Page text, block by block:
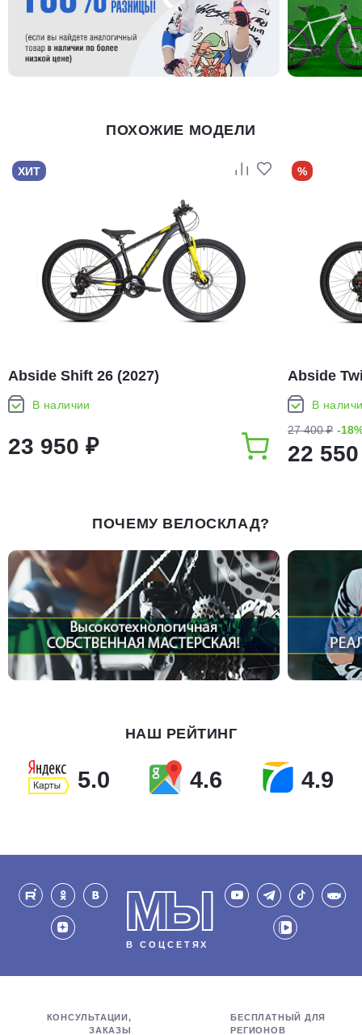
ПОХОЖИЕ МОДЕЛИ
ХИТ
Abside Shift 26 (2027)
В наличии
23 950 ₽
%
Abside
В
27 400 ₽ -
22
ПОЧЕМУ ВЕЛОСКЛАД?
НАШ РЕЙТИНГ
5.0 4.6 4.9
МЫ
В СОЦСЕТЯХ
КОНСУЛЬТАЦИИ,
ЗАКАЗЫ
БЕСПЛАТНЫЙ ДЛЯ
РЕГИОНОВ